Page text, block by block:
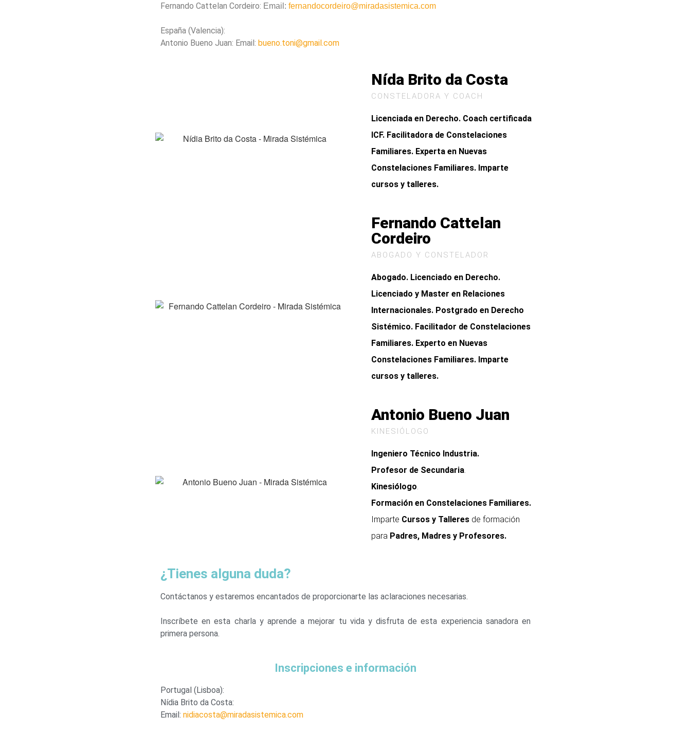
Fernando Cattelan Cordeiro: Email: fernandocordeiro@miradasistemica.com
España (Valencia):
Antonio Bueno Juan: Email: bueno.toni@gmail.com
Nída Brito da Costa
CONSTELADORA Y COACH
Licenciada en Derecho. Coach certificada
ICF. Facilitadora de Constelaciones
Familiares. Experta en Nuevas
Constelaciones Familiares. Imparte
cursos y talleres.
Fernando Cattelan
Cordeiro
ABOGADO Y CONSTELADOR
Abogado. Licenciado en Derecho.
Licenciado y Master en Relaciones
Internacionales. Postgrado en Derecho
Sistémico. Facilitador de Constelaciones
Familiares. Experto en Nuevas
Constelaciones Familiares. Imparte
cursos y talleres.
Antonio Bueno Juan
KINESIÓLOGO
Ingeniero Técnico Industria.
Profesor de Secundaria
Kinesiólogo
Formación en Constelaciones Familiares.
Imparte Cursos y Talleres de formación
para Padres, Madres y Profesores.
¿Tienes alguna duda?
Contáctanos y estaremos encantados de proporcionarte las aclaraciones necesarias.
Inscríbete en esta charla y aprende a mejorar tu vida y disfruta de esta experiencia sanadora en
primera persona.
Inscripciones e información
Portugal (Lisboa):
Nídia Brito da Costa:
Email: nidiacosta@miradasistemica.com